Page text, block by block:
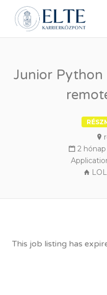
Junior Python
2
This job listing has